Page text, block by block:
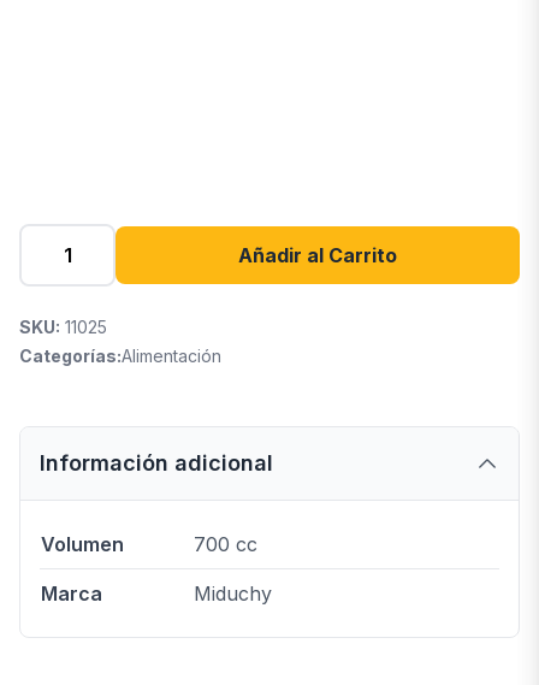
Añadir al Carrito
SKU: 11025
Categorías:Alimentación
Información adicional
Volumen 700 cc
Marca Miduchy